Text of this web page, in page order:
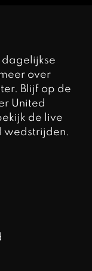
dagelijkse
over
Blijf op de
United
de live
wedstrijden.